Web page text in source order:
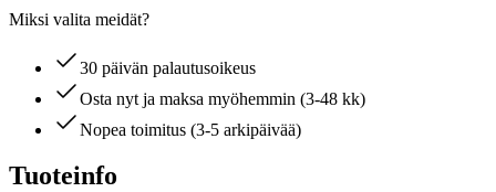
Miksi valita meidät?
30 päivän palautusoikeus
Osta nyt ja maksa myöhemmin (3-48 kk)
Nopea toimitus (3-5 arkipäivää)
Tuoteinfo